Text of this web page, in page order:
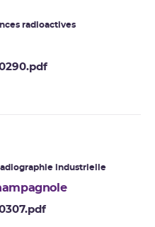
radioactives
industrielle